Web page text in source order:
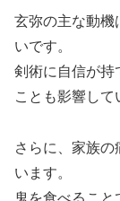
玄弥の主な動機
いです。
剣術に自信が持
ことも影響して
さらに、家族
います。
鬼を食べるこ